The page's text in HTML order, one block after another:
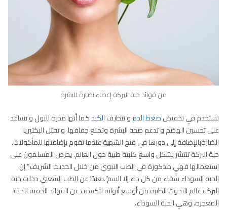
من فوائد حبة البركة إعطاء نضارة للبشرة
تستخدم في تخفيضضغط الدمو تنظيفالكبدكما أنها مدرة للبول و تساعد
على تحسين الهضم و تدعم صحة البشرة وتمنع جفافها. و تقتل البكتيريا
الضارةبالإضافة إلى دورها في فتح الشهية عندما تقوم بإضافتها للمأكولات.
حبة البركة تنتشر بشكل واسع كنبتة طبية حول العالم. يحرص المسلمون على
استعمالها فهي مذكورة في الطب النبوي من خلال الحديث الشريف.” إن
الحبة السوداء شفاء من كل داء إلا السم”.بعيدًا عن الطب الشعبي دخلت حبة
البركة عالم البحوث الطبية من أوسع أبوابه لتكشف عن الفوائد الخفية للحبة
المعجزة، وهي الحبة السوداء.